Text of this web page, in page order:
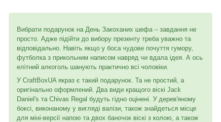
Вибрати подарунок на День Закоханих шефа – завдання не
просто. Адже підійти до вибору презенту треба уважно та
відповідально. Навіть якщо у боса чудове почуття гумору,
футболка з прикольним написом навряд чи вдала ідея. А ось
елітний алкоголь шанують практично всі чоловіки.
У CraftBoxUA якраз є такий подарунок. Та не простий, а
оригінально оформлений. Два види кращого віскі Jack
Daniel's та Chivas Regal будуть гідно оцінені. У дерев'яному
боксі, виконаному у вигляді валізи, також знайдеться місце
для міні-версії напою та двох баночок віскі з колою, а також